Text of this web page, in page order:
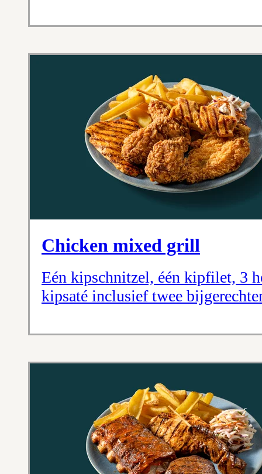
Chicken mixed grill
Eén kipschnitzel, één kipfilet, 3
kipsaté inclusief twee